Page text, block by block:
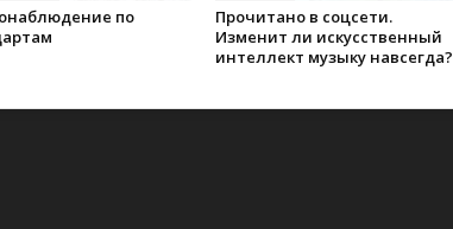
по
Прочитано в соцсети.
Изменит ли искусственный
интеллект музыку навсегда?